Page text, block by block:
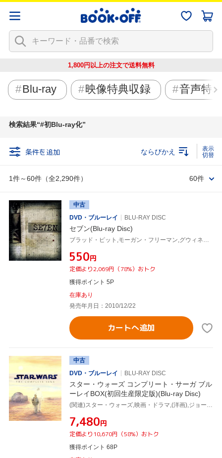
1,800円以上の注文で送料無料
Blu-ray 映像特典収録 音声特
検索結果 #初Blu-ray化
条件を追加
1件～60件（全2,290件）
ならびかえ
60件
中古
DVD・ブルーレイ
BLU-RAY DISC
セブン(Blu-ray Disc)
ブラッド・ピット,モーガン・フリーマン,グウィネス・パルトロウ,デヴィッド・フィンチャー(監督)
¥550円
定価より2,069円（78%）おトク
獲得ポイント 5P
在庫あり
発売年月日：2010/12/22
カートへ追加
中古
DVD・ブルーレイ
BLU-RAY DISC
スター・ウォーズ コンプリート・サーガ ブル
ーレイBOX(初回生産限定版)(Blu-ray Disc)
(関連)スター・ウォーズ,映画・ドラマ,(洋画),ジョージ・ルーカス(監督、脚本、製作総指揮),アーヴィン・カーシュナー(監督),リチャード・マーカンド(監督),ジョン・ウィリアムズ(音楽)
¥7,480円
定価より10,670円（58%）おトク
獲得ポイント 68P